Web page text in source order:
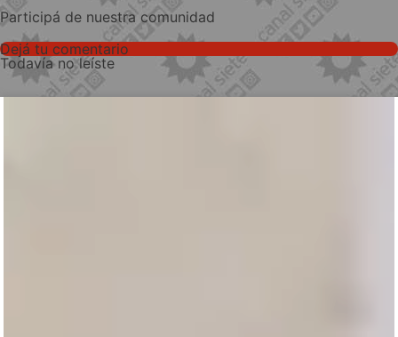
Participá de nuestra comunidad
Dejá tu comentario
Todavía no leíste